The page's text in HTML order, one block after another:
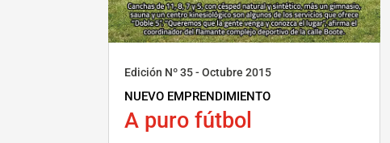
Edición Nº 35 - Octubre 2015
NUEVO EMPRENDIMIENTO
A puro fútbol